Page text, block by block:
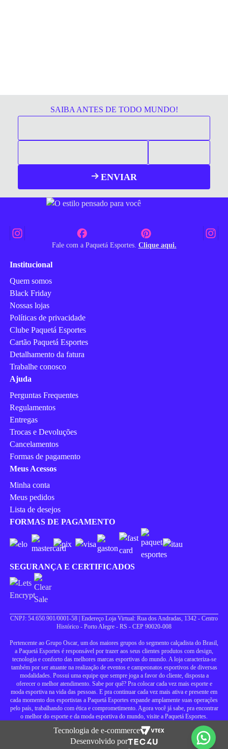
SAIBA ANTES DE TODO MUNDO!
ENVIAR
Fale com a Paquetá Esportes. Clique aqui.
Institucional
Quem somos
Black Friday
Nossas lojas
Políticas de privacidade
Clube Paquetá Esportes
Cartão Paquetá Esportes
Detalhamento da fatura
Trabalhe conosco
Ajuda
Perguntas Frequentes
Regulamentos
Entregas
Trocas e Devoluções
Cancelamentos
Formas de pagamento
Meus Acessos
Minha conta
Meus pedidos
Lista de desejos
FORMAS DE PAGAMENTO
SEGURANÇA E CERTIFICADOS
CNPJ: 54.650.901/0001-58 | Endereço Loja Virtual: Rua dos Andradas, 1342 - Centro
Histórico - Porto Alegre - RS - CEP 90020-008
Pertencente ao Grupo Oscar, um dos maiores grupos do segmento calçadista do Brasil,
a Paquetá Esportes é responsável por trazer aos seus clientes produtos com design,
tecnologia e conforto das melhores marcas esportivas do mundo. A loja caracteriza-se
também por ser atuante na realização de eventos e campeonatos esportivos de diversas
modalidades. Possui uma equipe que sempre joga a favor do cliente, disposta a
oferecer o melhor atendimento. Sabe por quê? Pra colocar cada vez mais esporte e
moda esportiva na vida das pessoas. E pra continuar cada vez mais ativa e presente em
cada momento dos esportistas a Paquetá Esportes expande amplamente suas operações
pelo país, trabalhando com ética e comprometimento. Agora você já sabe, pra encontrar
o melhor do esporte e da moda esportiva do mundo, visite a Paquetá Esportes.
Tecnologia de e-commerce
Desenvolvido por